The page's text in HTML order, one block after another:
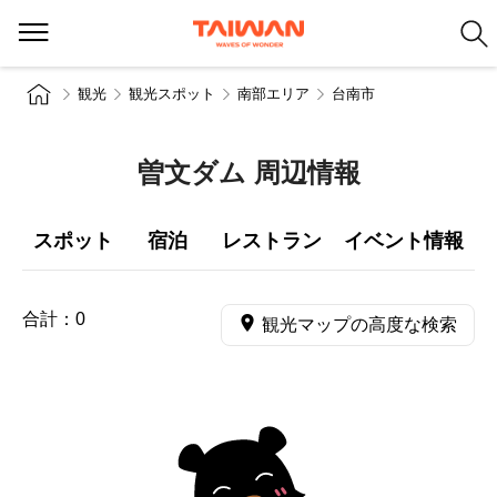
観光 観光スポット 南部エリア 台南市
曽文ダム 周辺情報
スポット 宿泊 レストラン イベント情報
合計： 0 観光マップの高度な検索